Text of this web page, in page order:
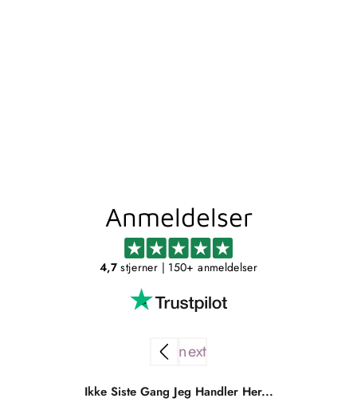
Anmeldelser
4,7stjerner | 150+ anmeldelser
Ikke Siste Gang Jeg Handler Her...